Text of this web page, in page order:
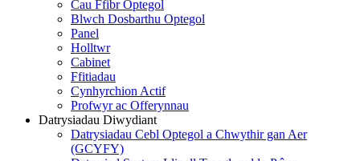
Cau Ffibr Optegol
Blwch Dosbarthu Optegol
Panel
Holltwr
Cabinet
Ffitiadau
Cynhyrchion Actif
Profwyr ac Offerynnau
Datrysiadau Diwydiant
Datrysiadau Cebl Optegol a Chwythir gan Aer
(GCYFY)